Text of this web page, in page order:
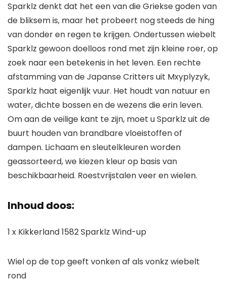
Sparklz denkt dat het een van die Griekse goden van
de bliksem is, maar het probeert nog steeds de hing
van donder en regen te krijgen. Ondertussen wiebelt
Sparklz gewoon doelloos rond met zijn kleine roer, op
zoek naar een betekenis in het leven. Een rechte
afstamming van de Japanse Critters uit Mxyplyzyk,
Sparklz haat eigenlijk vuur. Het houdt van natuur en
water, dichte bossen en de wezens die erin leven.
Om aan de veilige kant te zijn, moet u Sparklz uit de
buurt houden van brandbare vloeistoffen of
dampen. Lichaam en sleutelkleuren worden
geassorteerd, we kiezen kleur op basis van
beschikbaarheid. Roestvrijstalen veer en wielen.
Inhoud doos:
1 x Kikkerland 1582 Sparklz Wind-up
Wiel op de top geeft vonken af als vonkz wiebelt
rond